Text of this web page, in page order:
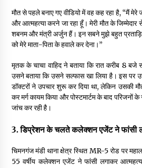
मौत से पहले बनाए गए वीडियो में वह कह रहा है, “मैं
और आत्महत्या करने जा रहा हूँ। मेरी मौत के जिम्मेदार
शबनम और मंत्री अर्जुन हैं। इन सबने मुझे बहुत
को मेरे माता-पिता के हवाले कर देना।”
मृतक के चाचा वाहिद ने बताया कि रात करीब 8 बजे
उसने बताया कि उसने सल्फास खा लिया है। इस पर
डॉक्टरों ने उपचार शुरू कर दिया था, लेकिन उसकी
कर मर्ग कायम किया और पोस्टमार्टम के बाद परिजनों
जांच कर रही है।
3. डिप्रेशन के चलते कलेक्शन एजेंट ने फांसी
चिमनगंज मंडी थाना क्षेत्र स्थित MR-5 रोड पर
55 वर्षीय कलेक्शन एजेंट ने फांसी लगाकर